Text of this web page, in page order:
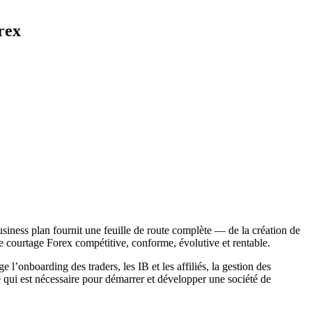
plan fournit une feuille de route complète — de la création de
courtage Forex compétitive, conforme, évolutive et rentable.
des traders, les IB et les affiliés, la gestion des
est nécessaire pour démarrer et développer une société de